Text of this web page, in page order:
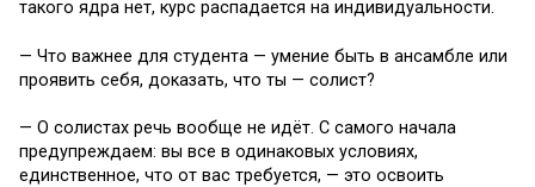
такого ядра нет, курс распадается на индивидуальности.
— Что важнее для студента — умение быть в ансамбле или
проявить себя, доказать, что ты — солист?
— О солистах речь вообще не идёт. С самого начала
предупреждаем: вы все в одинаковых условиях,
единственное, что от вас требуется, — это освоить